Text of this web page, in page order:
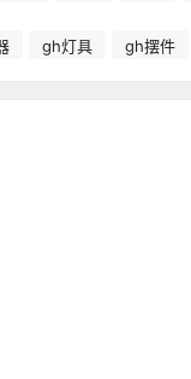
gh灯具 gh摆件